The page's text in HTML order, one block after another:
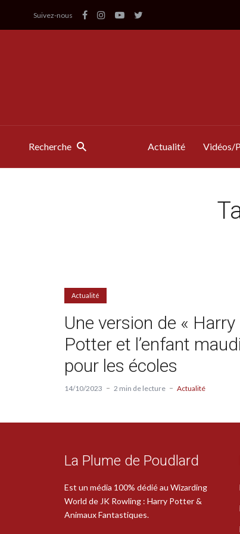
Suivez-nous
Recherche Actualité Vidéos/
Actualité
Une version de « Harry
Potter et l’enfant
pour les écoles
14/10/2023 2 min de lecture Actualité
La Plume de Poudlard
Est un média 100% dédié au Wizarding
World de JK Rowling : Harry Potter &
Animaux Fantastiques.